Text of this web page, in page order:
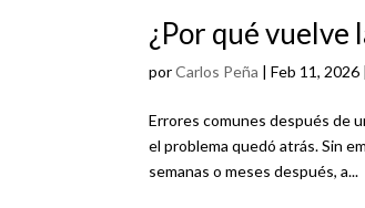
¿Por qué vuelve
porCarlos Peña |Feb 11, 2026 |
Errores comunes después de
el problema quedó atrás. Sin
semanas o meses después, a...